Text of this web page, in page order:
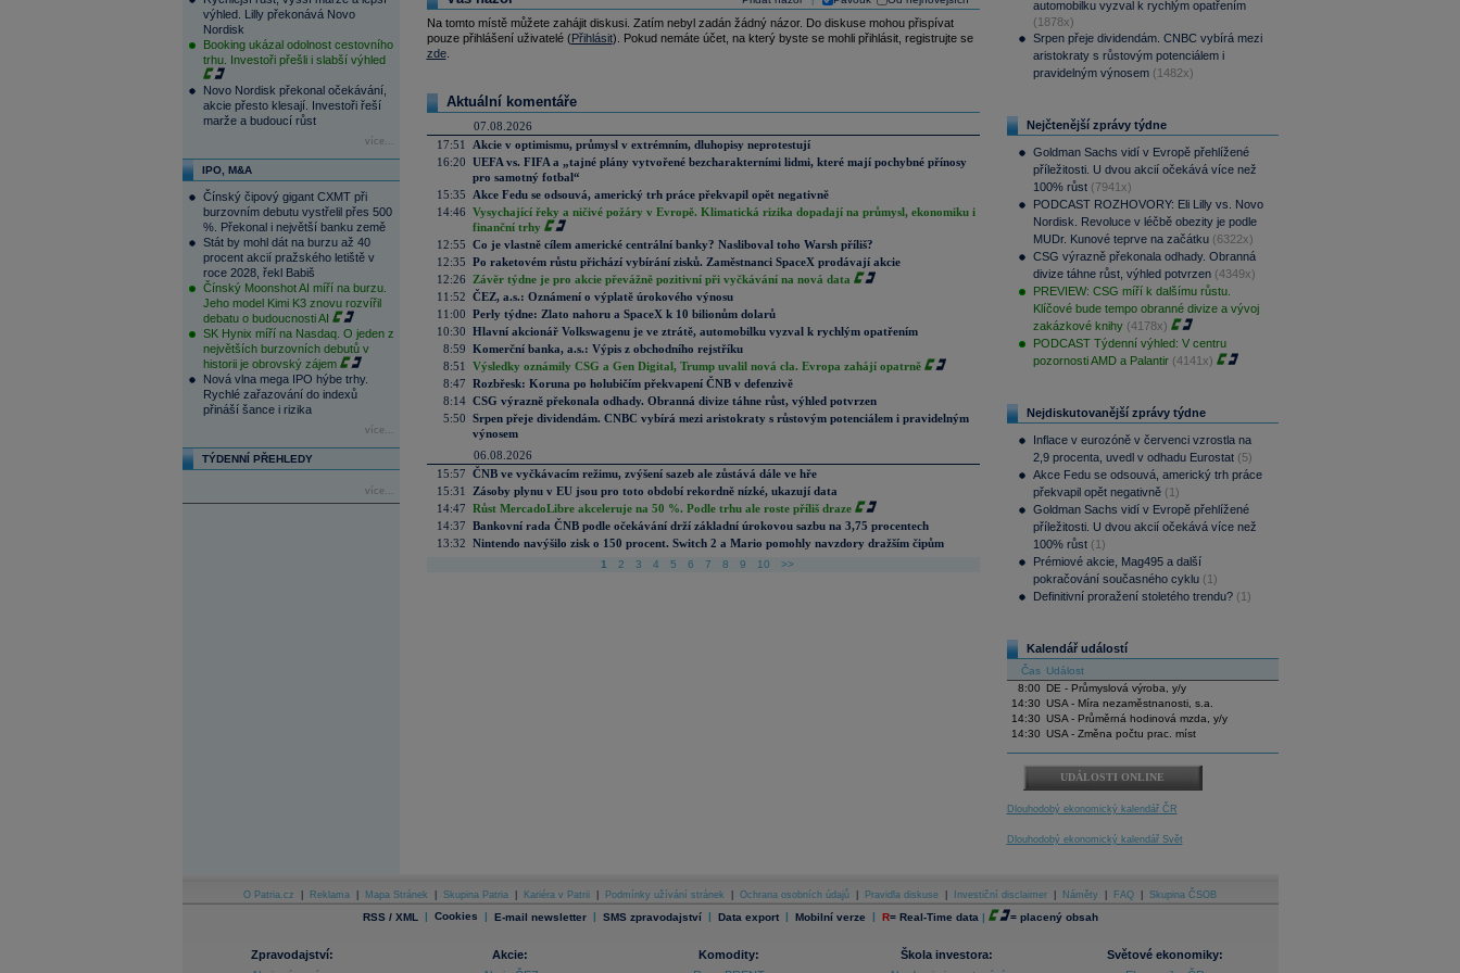
výhled. Lilly překonává Novo
Nordisk
Booking ukázal odolnost cestovního
trhu. Investoři přešli i slabší výhled
Novo Nordisk překonal očekávání,
akcie přesto klesají. Investoři řeší
marže a budoucí růst
více...
IPO, M&A
Čínský čipový gigant CXMT při
burzovním debutu vystřelil přes 500
%. Překonal i největší banku země
Stát by mohl dát na burzu až 40
procent akcií pražského letiště v
roce 2028, řekl Babiš
Čínský Moonshot AI míří na burzu.
Jeho model Kimi K3 znovu rozvířil
debatu o budoucnosti AI
SK Hynix míří na Nasdaq. O jeden z
největších burzovních debutů v
historii je obrovský zájem
Nová vlna mega IPO hýbe trhy.
Rychlé zařazování do indexů
přináší šance i rizika
více...
TÝDENNÍ PŘEHLEDY
více...
Na tomto místě můžete zahájit diskusi. Zatím nebyl zadán žádný názor. Do diskuse mohou přispívat
pouze přihlášení uživatelé (Přihlásit). Pokud nemáte účet, na který byste se mohli přihlásit, registrujte se
zde.
Aktuální komentáře
07.08.2026
17:51
Akcie v optimismu, průmysl v extrémním, dluhopisy neprotestují
16:20 UEFA vs. FIFA a „tajné plány vytvořené bezcharakterními lidmi, které mají pochybné přínosy
pro samotný fotbal“
15:35
Akce Fedu se odsouvá, americký trh práce překvapil opět negativně
14:46 Vysychající řeky a ničivé požáry v Evropě. Klimatická rizika dopadají na průmysl, ekonomiku i
finanční trhy
12:55 Co je vlastně cílem americké centrální banky? Nasliboval toho Warsh příliš?
12:35 Po raketovém růstu přichází vybírání zisků. Zaměstnanci SpaceX prodávají akcie
12:26
Závěr týdne je pro akcie převážně pozitivní při vyčkávání na nová data
11:52 ČEZ, a.s.: Oznámení o výplatě úrokového výnosu
11:00 Perly týdne: Zlato nahoru a SpaceX k 10 bilionům dolarů
10:30 Hlavní akcionář Volkswagenu je ve ztrátě, automobilku vyzval k rychlým opatřením
8:59 Komerční banka, a.s.: Výpis z obchodního rejstříku
8:51
Výsledky oznámily CSG a Gen Digital, Trump uvalil nová cla. Evropa zahájí opatrně
8:47 Rozbřesk: Koruna po holubičím překvapení ČNB v defenzivě
8:14 CSG výrazně překonala odhady. Obranná divize táhne růst, výhled potvrzen
5:50 Srpen přeje dividendám. CNBC vybírá mezi aristokraty s růstovým potenciálem i pravidelným
výnosem
06.08.2026
15:57 ČNB ve vyčkávacím režimu, zvýšení sazeb ale zůstává dále ve hře
15:31
Zásoby plynu v EU jsou pro toto období rekordně nízké, ukazují data
14:47 Růst MercadoLibre akceleruje na 50 %. Podle trhu ale roste příliš draze
14:37 Bankovní rada ČNB podle očekávání drží základní úrokovou sazbu na 3,75 procentech
13:32 Nintendo navýšilo zisk o 150 procent. Switch 2 a Mario pomohly navzdory dražším čipům
1 2 3 4 5 6 7 8 9 10 >>
automobilku vyzval k rychlým opatřením
(1878x)
Srpen přeje dividendám. CNBC vybírá mezi
aristokraty s růstovým potenciálem i
pravidelným výnosem (1482x)
Nejčtenější zprávy týdne
Goldman Sachs vidí v Evropě přehlížené
příležitosti. U dvou akcií očekává více než
100% růst (7941x)
PODCAST ROZHOVORY: Eli Lilly vs. Novo
Nordisk. Revoluce v léčbě obezity je podle
MUDr. Kunové teprve na začátku (6322x)
CSG výrazně překonala odhady. Obranná
divize táhne růst, výhled potvrzen (4349x)
PREVIEW: CSG míří k dalšímu růstu.
Klíčové bude tempo obranné divize a vývoj
zakázkové knihy (4178x)
PODCAST Týdenní výhled: V centru
pozornosti AMD a Palantir (4141x)
Nejdiskutovanější zprávy týdne
Inflace v eurozóně v červenci vzrostla na
2,9 procenta, uvedl v odhadu Eurostat (5)
Akce Fedu se odsouvá, americký trh práce
překvapil opět negativně (1)
Goldman Sachs vidí v Evropě přehlížené
příležitosti. U dvou akcií očekává více než
100% růst (1)
Prémiové akcie, Mag495 a další
pokračování současného cyklu (1)
Definitivní proražení stoletého trendu? (1)
Kalendář událostí
Čas Událost
8:00
DE - Průmyslová výroba, y/y
14:30 USA - Míra nezaměstnanosti, s.a.
14:30 USA - Průměrná hodinová mzda, y/y
14:30 USA - Změna počtu prac. míst
UDÁLOSTI ONLINE
Dlouhodobý ekonomický kalendář ČR
Dlouhodobý ekonomický kalendář Svět
O Patria.cz Reklama Mapa Stránek Skupina Patria Kariéra v Patrii Podmínky užívání stránek Ochrana osobních údajů Pravidla diskuse Investiční disclaimer Náměty FAQ Skupina ČSOB
RSS / XML | Cookies | E-mail newsletter | SMS zpravodajství | Data export | Mobilní verze | R= Real-Time data | = placený obsah
Zpravodajství:
Akcie:
Komodity:
Škola investora:
Světové ekonomiky: